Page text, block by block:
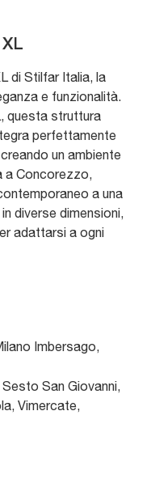
di Stilfar Italia, la
e funzionalità.
questa struttura
perfettamente
un ambiente
a Concorezzo,
a una
diverse dimensioni,
adattarsi a ogni
Imbersago,
San Giovanni,
Vimercate,